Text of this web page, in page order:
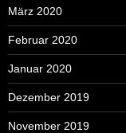
März 2020
Februar 2020
Januar 2020
Dezember 2019
November 2019